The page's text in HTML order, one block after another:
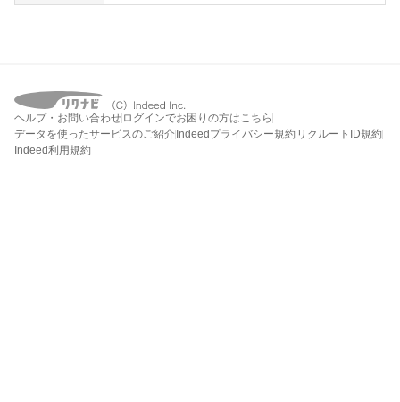
ヘルプ・お問い合わせ ログインでお困りの方はこちら
データを使ったサービスのご紹介 Indeedプライバシー規約 リクルートID規約
Indeed利用規約